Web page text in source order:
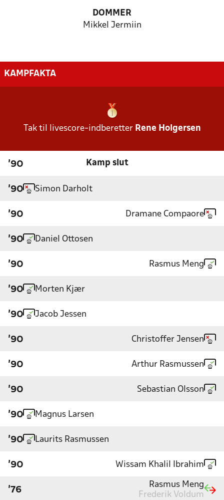
DOMMER
Mikkel Jermiin
KAMPFAKTA
Tak til livescore-indberetter Rene Holgersen
'90 Kamp slut
'90 Simon Darholt
'90 Dramane Compaore
'90 Daniel Ottosen
'90 Rasmus Meng
'90 Morten Kjær
'90 Jacob Jessen
'90 Christoffer Jensen
'90 Arthur Rasmussen
'90 Sebastian Olsson
'90 Magnus Larsen
'90 Laurits Rasmussen
'90 Wissam Khalil Ibrahim
'76
Rasmus Meng
Frederik Voldum